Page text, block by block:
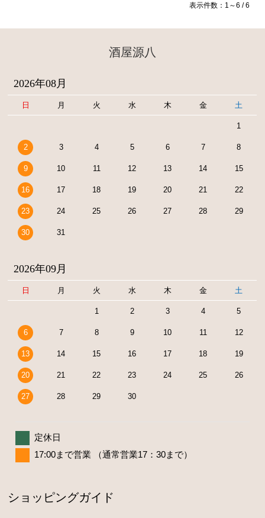
表示件数：1～6 / 6
酒屋源八
2026年08月
日 月 火 水 木 金 土
1
2 3 4 5 6 7 8
9 10 11 12 13 14 15
16 17 18 19 20 21 22
23 24 25 26 27 28 29
30 31
2026年09月
日 月 火 水 木 金 土
1 2 3 4 5
6 7 8 9 10 11 12
13 14 15 16 17 18 19
20 21 22 23 24 25 26
27 28 29 30
定休日
17:00まで営業 （通常営業17：30まで）
ショッピングガイド